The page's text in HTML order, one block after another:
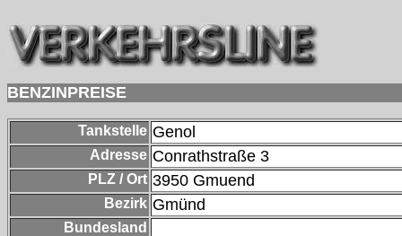
BENZINPREISE
Tankstelle Genol
Adresse Conrathstraße 3
PLZ / Ort 3950 Gmuend
Bezirk Gmünd
Bundesland